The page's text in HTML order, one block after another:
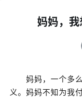
妈妈，
妈妈，一个多么
义。妈妈不知为我